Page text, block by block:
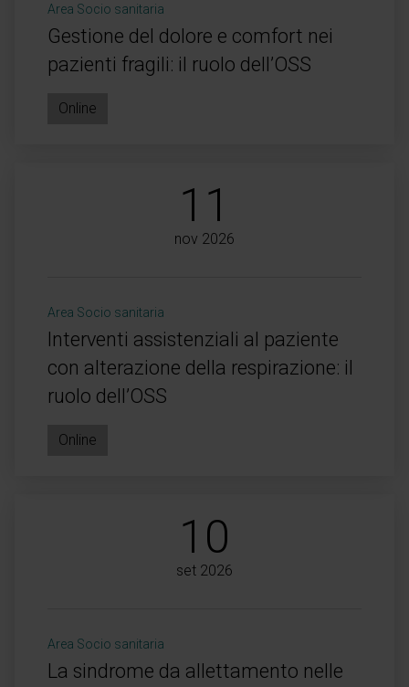
Area Socio sanitaria
Gestione del dolore e comfort nei
pazienti fragili: il ruolo dell’OSS
Online
11
nov 2026
Area Socio sanitaria
Interventi assistenziali al paziente
con alterazione della respirazione: il
ruolo dell’OSS
Online
10
set 2026
Area Socio sanitaria
La sindrome da allettamento nelle